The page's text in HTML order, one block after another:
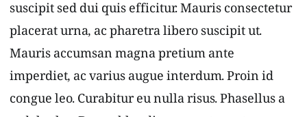
suscipit sed dui quis efficitur. Mauris consectetur
placerat urna, ac pharetra libero suscipit ut.
Mauris accumsan magna pretium ante
imperdiet, ac varius augue interdum. Proin id
congue leo. Curabitur eu nulla risus. Phasellus a